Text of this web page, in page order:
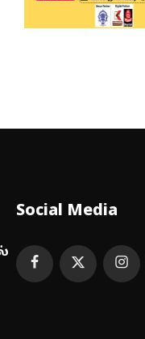
Social Media